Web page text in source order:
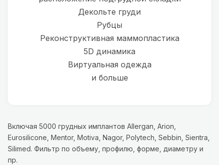
Декольте груди
Рубцы
Реконструктивная маммопластика
5D динамика
Виртуальная одежда
и больше
Включая 5000 грудных имплантов Allergan, Arion,
Eurosilicone, Mentor, Motiva, Nagor, Polytech, Sebbin, Sientra,
Silimed. Фильтр по объему, профилю, форме, диаметру и
пр.